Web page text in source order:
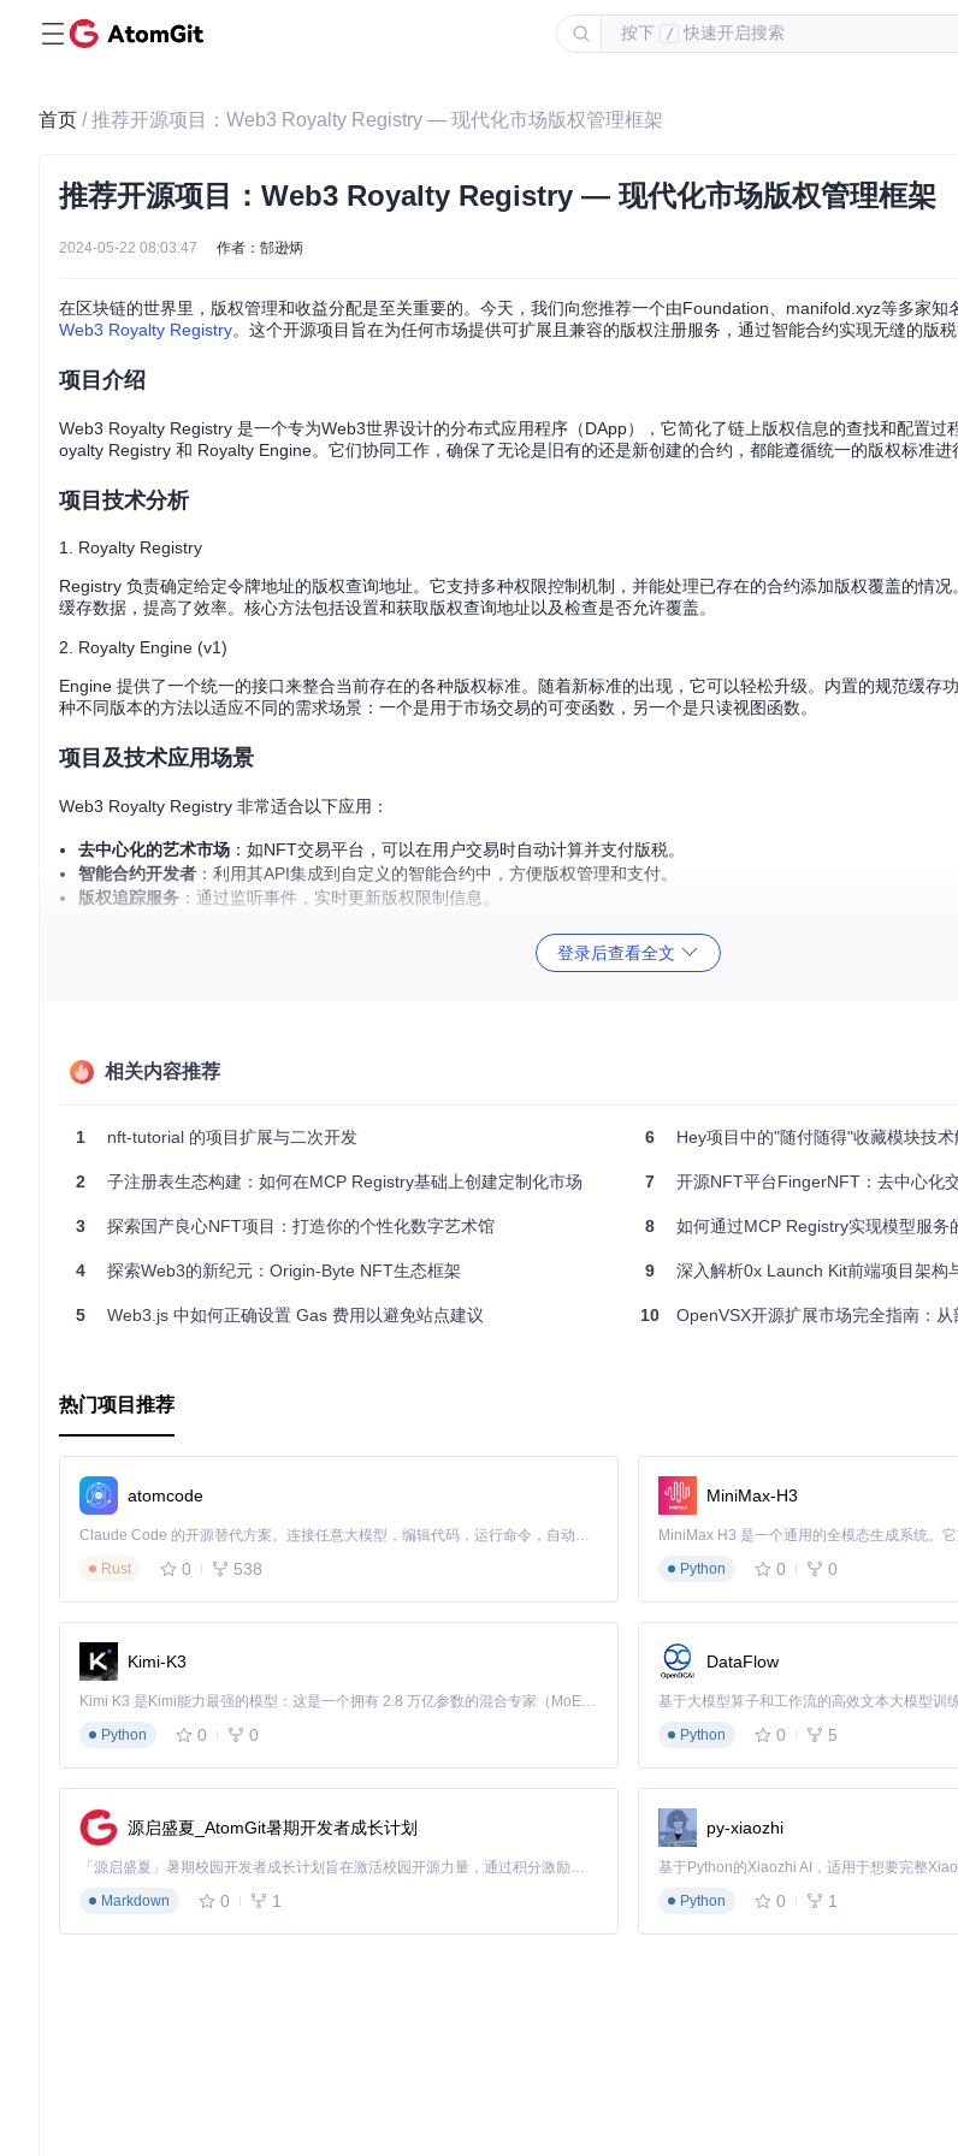
按下 / 快速开启搜索
首页 / 推荐开源项目：Web3 Royalty Registry — 现代化市场版权管理框架
推荐开源项目：Web3 Royalty Registry — 现代化市场版权管理框架
2024-05-22 08:03:47 作者：郜逊炳
在区块链的世界里，版权管理和收益分配是至关重要的。今天，我们向您推荐一个由Foundation、manifold.xyz等多家
Web3 Royalty Registry。这个开源项目旨在为任何市场提供可扩展且兼容的版权注册服务，通过智能合约实现无缝的版税
项目介绍
Web3 Royalty Registry 是一个专为Web3世界设计的分布式应用程序（DApp），它简化了链上版权信息的查找和配置过
oyalty Registry 和 Royalty Engine。它们协同工作，确保了无论是旧有的还是新创建的合约，都能遵循统一的版权标准进
项目技术分析
1. Royalty Registry
Registry 负责确定给定令牌地址的版权查询地址。它支持多种权限控制机制，并能处理已存在的合约添加版权覆盖的情
缓存数据，提高了效率。核心方法包括设置和获取版权查询地址以及检查是否允许覆盖。
2. Royalty Engine (v1)
Engine 提供了一个统一的接口来整合当前存在的各种版权标准。随着新标准的出现，它可以轻松升级。内置的规范缓存
种不同版本的方法以适应不同的需求场景：一个是用于市场交易的可变函数，另一个是只读视图函数。
项目及技术应用场景
Web3 Royalty Registry 非常适合以下应用：
去中心化的艺术市场 ：如NFT交易平台，可以在用户交易时自动计算并支付版税。
智能合约开发者 ：利用其API集成到自定义的智能合约中，方便版权管理和支付。
版权追踪服务 ：通过监听事件，实时更新版权限制信息。
安全与治理: 利用@openzeppelin的权限控制库，并预留DAO治理入口。
无论你是艺术家、开发者还是市场运营者，Web3 Royalty Registry 都能为你带来简洁高效的版权管理解决方案。立即访
登录后查看全文
相关内容推荐
1 nft-tutorial 的项目扩展与二次开发
2 子注册表生态构建：如何在MCP Registry基础上创建定制化市场
3 探索国产良心NFT项目：打造你的个性化数字艺术馆
4 探索Web3的新纪元：Origin-Byte NFT生态框架
5 Web3.js 中如何正确设置 Gas 费用以避免站点建议
6 Hey项目中的"随付随得"收藏模块技术
7 开源NFT平台FingerNFT：去中心化交
8 如何通过MCP Registry实现模型服务的高效
9 深入解析0x Launch Kit前端项目架构
10 OpenVSX开源扩展市场完全指南：
热门项目推荐
atomcode
Claude Code 的开源替代方案。连接任意大模型，编辑代码，运行命令，自动验证 — 全自动执行。用 Rust 构建，极致性能。 ｜ An open-source alternative to Claude Code. Connect any LLM, edit code, run commands, and verify changes — autonomously. Built in Rust for speed. Get Started
Rust
0 538
MiniMax-H3
Python
0 0
Kimi-K3
Kimi K3 是Kimi能力最强的模型：这是一个拥有 2.8 万亿参数的混合专家（MoE）模型，具备原生视觉理解能力，并支持 100 万 token 的上下文窗口。
Python
0 0
DataFlow
基于大模型算子和工作流的高效文本大模型训
Python
0 5
源启盛夏_AtomGit暑期开发者成长计划
「源启盛夏」暑期校园开发者成长计划旨在激活校园开源力量，通过积分激励、认证扶持、资源倾斜等形式，引导高校组织和开发者完成「入驻 — 建项目 — 做贡献 — 获认证 — 得资源」的完整闭环。无论你是想带领社团入驻平台的组织者，还是希望用代码贡献证明自己的开发者，都能在这里找到属于你的成长路径。
Markdown
0 1
py-xiaozhi
Python
0 1